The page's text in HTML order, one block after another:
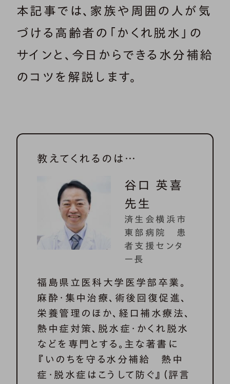
本記事では、家族や周囲の人が気
づける高齢者の「かくれ脱水」の
サインと、今日からできる水分補給
のコツを解説します。
教えてくれるのは…
谷口 英喜
先生
済生会横浜市
東部病院 患
者支援センタ
ー長
福島県立医科大学医学部卒業。
麻酔・集中治療、術後回復促進、
栄養管理のほか、経口補水療法、
熱中症対策、脱水症・かくれ脱水
などを専門とする。主な著書に
『いのちを守る水分補給 熱中
症・脱水症はこうして防ぐ』（評言